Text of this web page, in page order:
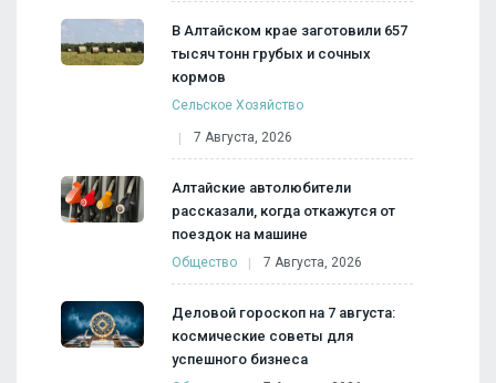
В Алтайском крае заготовили 657
тысяч тонн грубых и сочных
кормов
Сельское Хозяйство
7 Августа, 2026
Алтайские автолюбители
рассказали, когда откажутся от
поездок на машине
Общество 7 Августа, 2026
Деловой гороскоп на 7 августа:
космические советы для
успешного бизнеса